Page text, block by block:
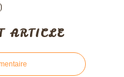
ARTICLE